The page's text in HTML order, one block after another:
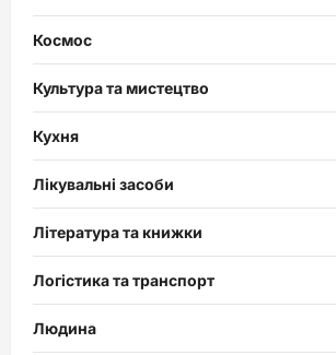
Космос
Культура та мистецтво
Кухня
Лікувальні засоби
Література та книжки
Логістика та транспорт
Людина